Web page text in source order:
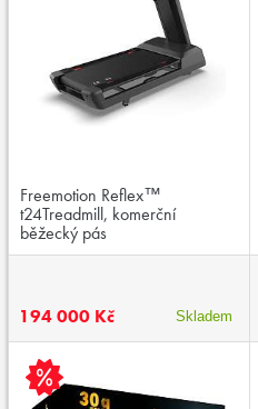
Freemotion Reflex™
t24Treadmill, komerční
běžecký pás
194 000 Kč Skladem